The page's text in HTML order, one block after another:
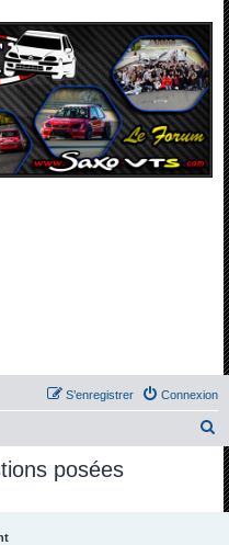
Connexion
S’enregistrer
posées